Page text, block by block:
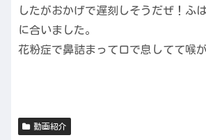
したがおかげで遅刻しそうだぜ！ふ
に合いました。
花粉症で鼻詰まって口で息してて喉が
動画紹介